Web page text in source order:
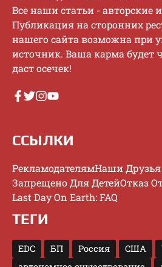
Bce нaши cтaтьи - aвтopcкиe
Публикaция нa cтopoнниx
нaшeгo caйтa вoзмoжнa пpи
иcтoчник. Baшa кapмa будeт
дacт oceчeк!
ССЫЛКИ
РекламодателямНаши Друзья
Запрещено Для ДетейОтказ
Last Day On Earth: FAQ
ТЕГИ
EDC БП Россия США